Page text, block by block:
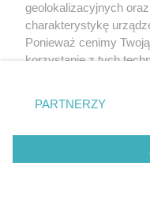
geolokalizacyjnych
charakterystykę
Ponieważ cenimy
korzystanie z tych
zmienić/wycofać
znajdujący się w
rodzaje przetwarzania
użytkownika, ale masz
przetwarzaniu.
PARTNERZY